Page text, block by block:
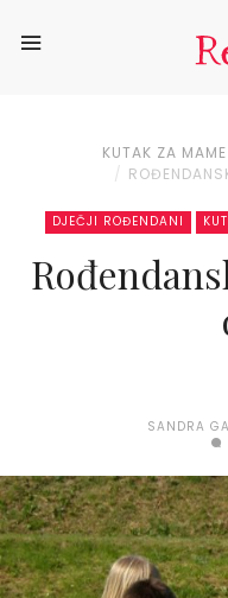
KUTAK ZA
DJEČJI ROĐENDANI
SANDRA